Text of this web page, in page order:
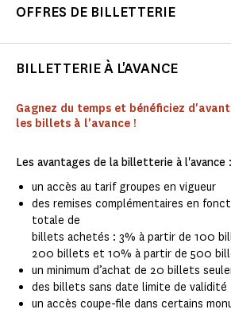
OFFRES DE BILLETTERIE
BILLETTERIE À L'AVANCE
Gagnez du temps et bénéficiez
les billets à l'avance !
Les avantages de la billetterie à l'avance :
un accès au tarif groupes en vigueur
des remises complémentaires en
totale de
billets achetés : 3% à partir de 100
200 billets et 10% à partir de 500
un minimum d’achat de 20 billets
des billets sans date limite de validité
un accès coupe-file dans certains